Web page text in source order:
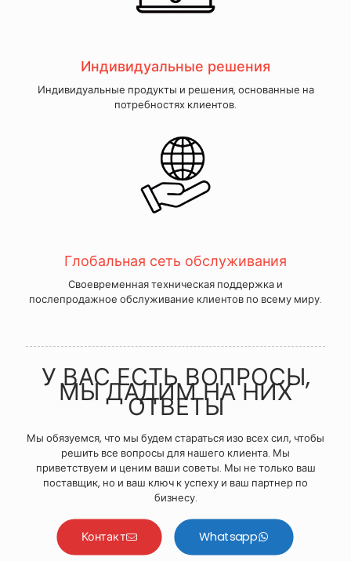
Индивидуальные решения
Индивидуальные продукты и решения, основанные на
потребностях клиентов.
Глобальная сеть обслуживания
Своевременная техническая поддержка и
послепродажное обслуживание клиентов по всему миру.
У ВАС ЕСТЬ ВОПРОСЫ,
МЫ ДАДИМ НА НИХ
ОТВЕТЫ
Мы обязуемся, что мы будем стараться изо всех сил, чтобы
решить все вопросы для нашего клиента. Мы
приветствуем и ценим ваши советы. Мы не только ваш
поставщик, но и ваш ключ к успеху и ваш партнер по
бизнесу.
Контакт Whatsapp